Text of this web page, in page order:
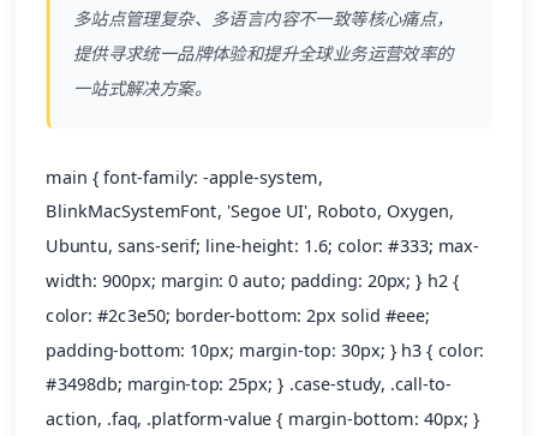
多站点管理复杂、多语言内容不一致等核心痛点，
提供寻求统一品牌体验和提升全球业务运营效率的
一站式解决方案。
main { font-family: -apple-system,
BlinkMacSystemFont, 'Segoe UI', Roboto, Oxygen,
Ubuntu, sans-serif; line-height: 1.6; color: #333; max-
width: 900px; margin: 0 auto; padding: 20px; } h2 {
color: #2c3e50; border-bottom: 2px solid #eee;
padding-bottom: 10px; margin-top: 30px; } h3 { color:
#3498db; margin-top: 25px; } .case-study, .call-to-
action, .faq, .platform-value { margin-bottom: 40px; }